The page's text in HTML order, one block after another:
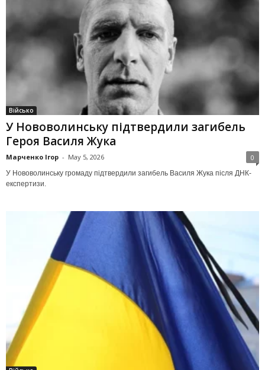
Військо
У Нововолинську підтвердили загибель
Героя Василя Жука
Марченко Ігор - May 5, 2026 0
У Нововолинську громаду підтвердили загибель Василя Жука після ДНК-
експертизи.